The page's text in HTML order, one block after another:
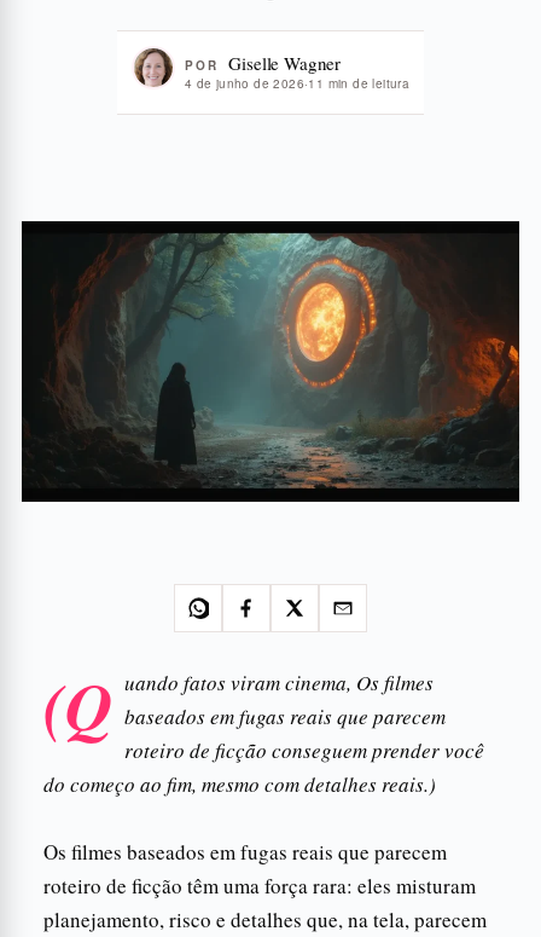
POR Giselle Wagner
4 de junho de 2026·11 min de leitura
(Q uando fatos viram cinema, Os filmes
baseados em fugas reais que parecem
roteiro de ficção conseguem prender você
do começo ao fim, mesmo com detalhes reais.)
Os filmes baseados em fugas reais que parecem
roteiro de ficção têm uma força rara: eles misturam
planejamento, risco e detalhes que, na tela, parecem